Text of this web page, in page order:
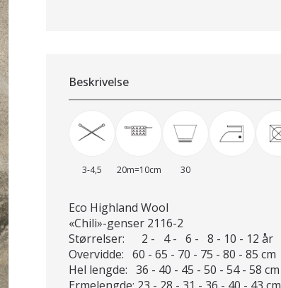
Beskrivelse
3-4,5 20m=10cm 30
Eco Highland Wool
«Chili»-genser 2116-2
Størrelser: 2 - 4 - 6 - 8 - 10 - 12 år
Overvidde: 60 - 65 - 70 - 75 - 80 - 85 cm
Hel lengde: 36 - 40 - 45 - 50 - 54 - 58 cm